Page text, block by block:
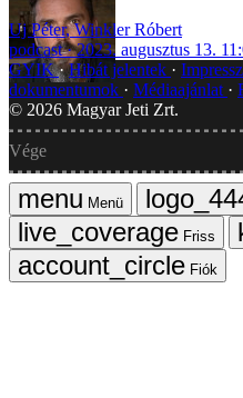
Uj Péter,Winkler Róbert
podcast
2023. augusztus 13.
GYIK Hibát jelentek
dokumentumok
Médiaajánlat
© 2026 Magyar Jeti Zrt.
Vége
Menü
Friss
Fiók